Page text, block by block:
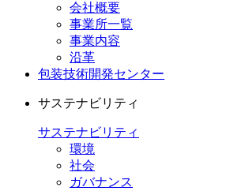
会社概要
事業所一覧
事業内容
沿革
包装技術開発センター
サステナビリティ
サステナビリティ
環境
社会
ガバナンス